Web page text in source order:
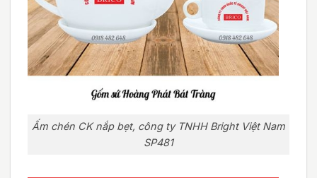
Ấm chén CK nắp bẹt, công ty TNHH Bright Việt Nam
SP481